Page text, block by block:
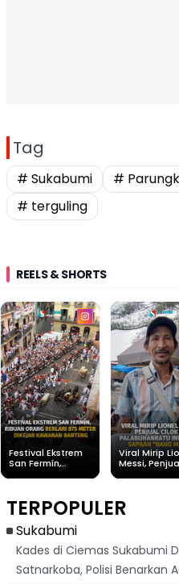
Tag
# Sukabumi #
# terguling
REELS & SHORTS
Festival Ekstrem
San Fermín,
Banteng
Viral Mirip
Messi,
"Bang Messi"
TERPOPULER
Sukabumi
Kades di Ciemas Sukabumi
Satnarkoba, Polisi Benarkan